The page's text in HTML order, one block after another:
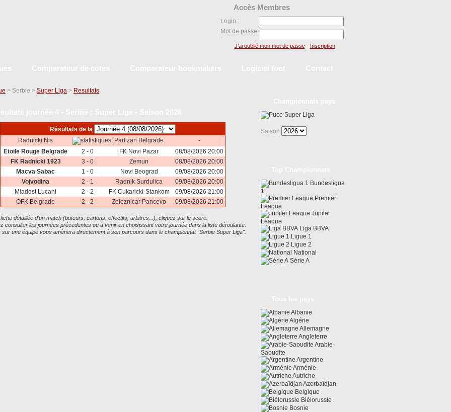
> Serbie > Super Liga > Resultats
Résultats de la
Radnicki Nis
Partizan Belgrade
-
Etoile Rouge Belgrade
2 - 0 FK Novi Pazar
08/08/2026 20:00
FK Radnicki 1923
3 - 0 Zemun
08/08/2026 20:00
Macva Sabac
1 - 0 Novi Beograd
09/08/2026 20:00
Vojvodina
2 - 1 Radnik Surdulica
09/08/2026 20:00
Mladost Lucani
2 - 2 FK Cukaricki-Stankom
09/08/2026 21:00
OFK Belgrade
2 - 2 Zeleznicar Pancevo 09/08/2026 21:00
détaillée d'un match (buteurs, cartons, effectifs, arbitres...), cliquez sur le score.
consulter les journées précedentes ou à venir en choisissant votre journée dans la liste déroulante.
sur une équipe vous amènera directement à son parcours dans le championnat "Serbie Super Liga".
Super Liga
Saison
Bundesligua
1
Premier
League
Jupiler
League
Liga BBVA
Ligue 1
Ligue 2
National
Série A
Albanie
Algérie
Allemagne
Angleterre
Arabie-
Saoudite
Argentine
Arménie
Autriche
Azerbaïdjan
Belgique
Biélorussie
Bosnie
Accès Membres
Login :
Mot de passe
:
J’ai oublié mon mot de passe- Inscription